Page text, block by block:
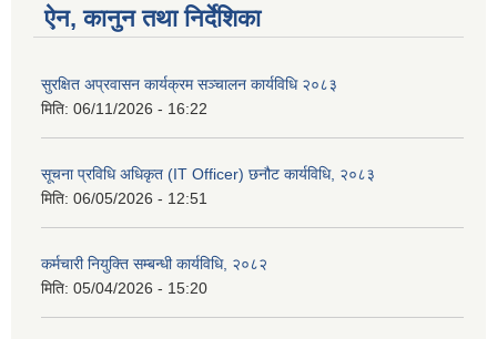
ऐन, कानुन तथा निर्देशिका
सुरक्षित अप्रवासन कार्यक्रम सञ्चालन कार्यविधि २०८३
मिति: 06/11/2026 - 16:22
सूचना प्रविधि अधिकृत (IT Officer) छनौट कार्यविधि, २०८३
मिति: 06/05/2026 - 12:51
कर्मचारी नियुक्ति सम्बन्धी कार्यविधि, २०८२
मिति: 05/04/2026 - 15:20